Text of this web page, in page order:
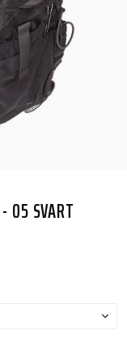
05 SVART